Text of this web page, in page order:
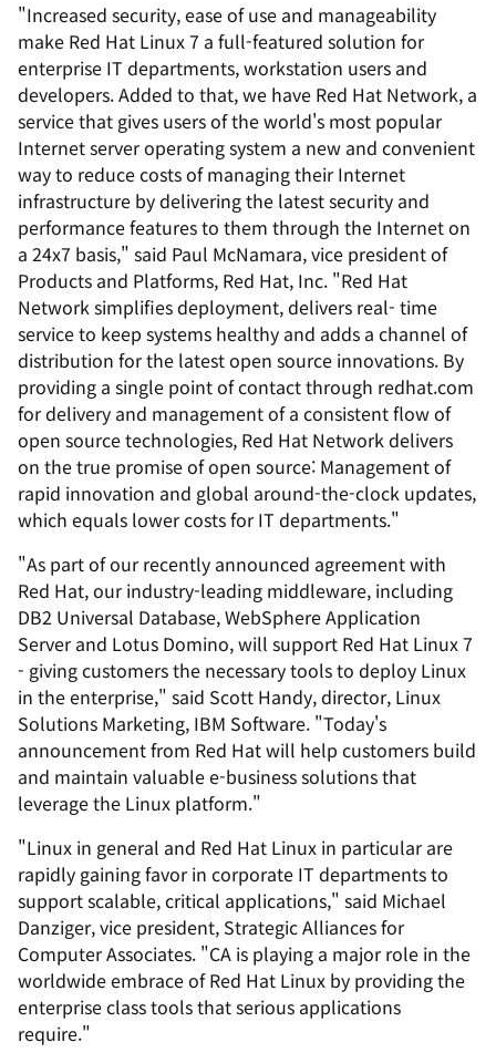
"Increased security, ease of use and manageability
make Red Hat Linux 7 a full-featured solution for
enterprise IT departments, workstation users and
developers. Added to that, we have Red Hat Network, a
service that gives users of the world's most popular
Internet server operating system a new and convenient
way to reduce costs of managing their Internet
infrastructure by delivering the latest security and
performance features to them through the Internet on
a 24x7 basis," said Paul McNamara, vice president of
Products and Platforms, Red Hat, Inc. "Red Hat
Network simplifies deployment, delivers real- time
service to keep systems healthy and adds a channel of
distribution for the latest open source innovations. By
providing a single point of contact through redhat.com
for delivery and management of a consistent flow of
open source technologies, Red Hat Network delivers
on the true promise of open source: Management of
rapid innovation and global around-the-clock updates,
which equals lower costs for IT departments."
"As part of our recently announced agreement with
Red Hat, our industry-leading middleware, including
DB2 Universal Database, WebSphere Application
Server and Lotus Domino, will support Red Hat Linux 7
- giving customers the necessary tools to deploy Linux
in the enterprise," said Scott Handy, director, Linux
Solutions Marketing, IBM Software. "Today's
announcement from Red Hat will help customers build
and maintain valuable e-business solutions that
leverage the Linux platform."
"Linux in general and Red Hat Linux in particular are
rapidly gaining favor in corporate IT departments to
support scalable, critical applications," said Michael
Danziger, vice president, Strategic Alliances for
Computer Associates. "CA is playing a major role in the
worldwide embrace of Red Hat Linux by providing the
enterprise class tools that serious applications
require."